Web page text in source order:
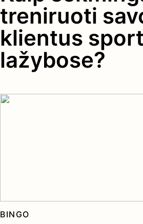
treniruoti
klientus
lažybose?
BINGO